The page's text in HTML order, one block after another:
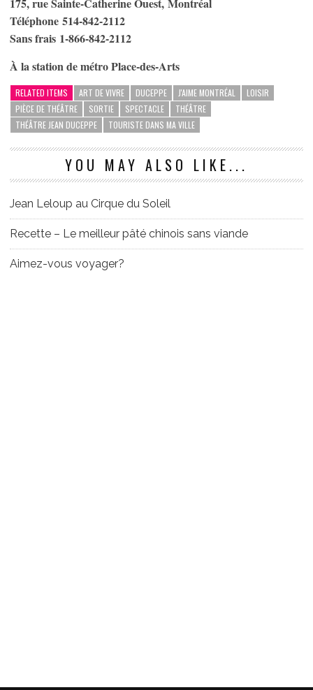
Téléphone 514-842-2112
Sans frais 1-866-842-2112
À la station de métro Place-des-Arts
RELATED ITEMS ART DE VIVRE DUCEPPE J'AIME MONTRÉAL
LOISIR
PIÈCE DE THÉÂTRE
SORTIE SPECTACLE
THÉÂTRE
THÉÂTRE JEAN DUCEPPE
TOURISTE DANS MA VILLE
YOU MAY ALSO LIKE...
Jean Leloup au Cirque du Soleil
Recette – Le meilleur pâté chinois sans viande
Aimez-vous voyager?